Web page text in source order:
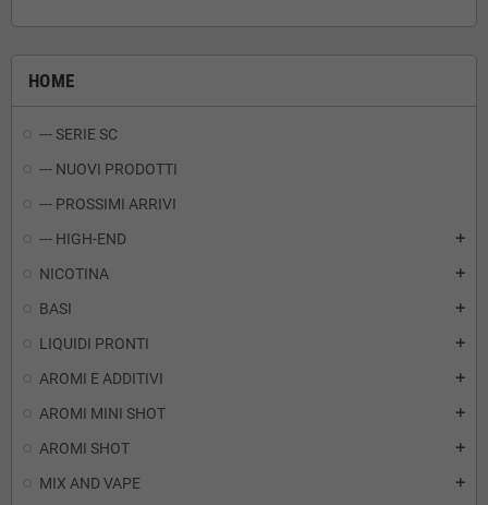
HOME
--- SERIE SC
--- NUOVI PRODOTTI
--- PROSSIMI ARRIVI
--- HIGH-END
add
NICOTINA add
BASI add
LIQUIDI PRONTI add
AROMI E ADDITIVI add
AROMI MINI SHOT add
AROMI SHOT add
MIX AND VAPE add